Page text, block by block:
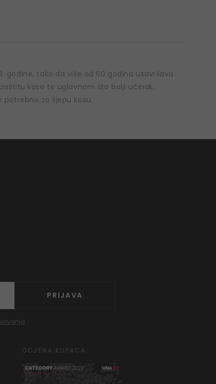
godine, tako da više od 60 godina usavršava
kose te uglavnom što bolji učinak.
potrebno za lijepu kosu.
PRIJAVA
OCJENA KUPACA